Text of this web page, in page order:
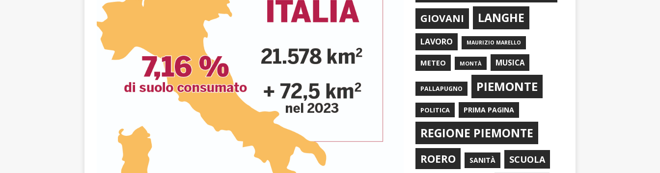
GIOVANI LANGHE
LAVORO MAURIZIO MARELLO
METEO MONTÀ MUSICA
PALLAPUGNO PIEMONTE
POLITICA PRIMA PAGINA
REGIONE PIEMONTE
ROERO SANITÀ SCUOLA